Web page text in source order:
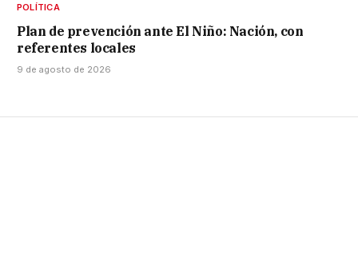
POLÍTICA
Plan de prevención ante El Niño: Nación, con
referentes locales
9 de agosto de 2026